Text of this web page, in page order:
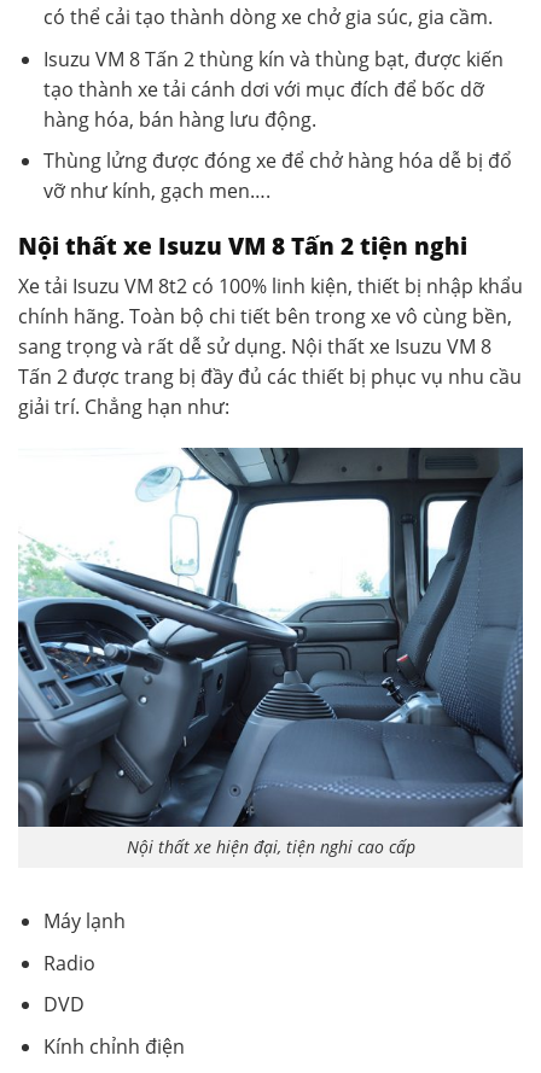
có thể cải tạo thành dòng xe chở gia súc, gia cầm.
Isuzu VM 8 Tấn 2thùng kín và thùng bạt, được kiến
tạo thành xe tải cánh dơi với mục đích để bốc dỡ
hàng hóa, bán hàng lưu động.
Thùng lửng được đóng xe để chở hàng hóa dễ bị đổ
vỡ như kính, gạch men….
Nội thất xe Isuzu VM 8 Tấn 2 tiện nghi
Xe tải Isuzu VM 8t2 có 100% linh kiện, thiết bị nhập khẩu
chính hãng. Toàn bộ chi tiết bên trong xe vô cùng bền,
sang trọng và rất dễ sử dụng. Nội thất xe Isuzu VM 8
Tấn 2 được trang bị đầy đủ các thiết bị phục vụ nhu cầu
giải trí. Chẳng hạn như:
Nội thất xe hiện đại, tiện nghi cao cấp
Máy lạnh
Radio
DVD
Kính chỉnh điện